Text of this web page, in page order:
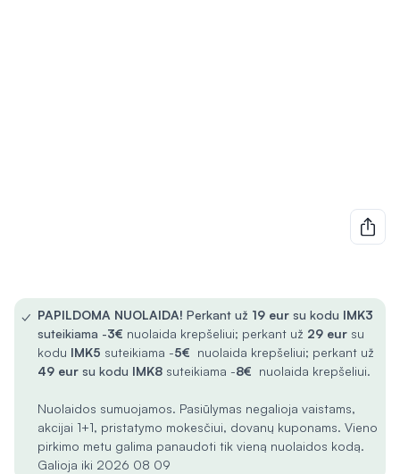
✓ PAPILDOMA NUOLAIDA! Perkant už 19 eur su kodu IMK3
suteikiama -3€ nuolaida krepšeliui; perkant už 29 eur su
kodu IMK5 suteikiama -5€ nuolaida krepšeliui; perkant už
49 eur su kodu IMK8 suteikiama -8€ nuolaida krepšeliui.
Nuolaidos sumuojamos. Pasiūlymas negalioja vaistams,
akcijai 1+1, pristatymo mokesčiui, dovanų kuponams. Vieno
pirkimo metu galima panaudoti tik vieną nuolaidos kodą.
Galioja iki 2026 08 09